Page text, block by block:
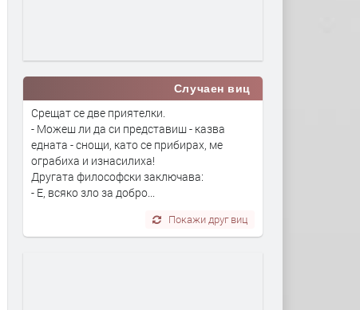
Случаен виц
Срещат се две приятелки.
- Можеш ли да си представиш - казва
едната - снощи, като се прибирах, ме
ограбиха и изнасилиха!
Другата философски заключава:
- Е, всяко зло за добро...
Покажи друг виц